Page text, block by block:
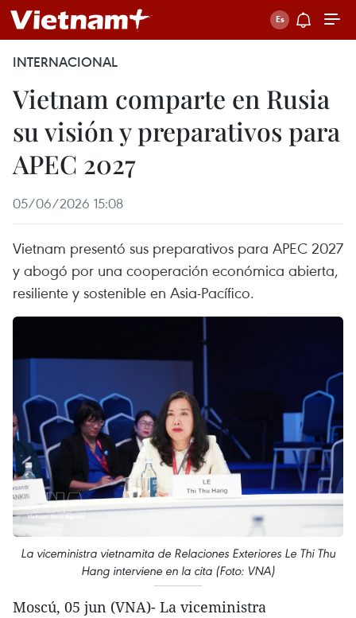
INTERNACIONAL
Vietnam comparte en Rusia
su visión y preparativos para
APEC 2027
05/06/2026 15:08
Vietnam presentó sus preparativos para APEC 2027
y abogó por una cooperación económica abierta,
resiliente y sostenible en Asia-Pacífico.
La viceministra vietnamita de Relaciones Exteriores Le Thi Thu
Hang interviene en la cita (Foto: VNA)
Moscú, 05 jun (VNA)- La viceministra